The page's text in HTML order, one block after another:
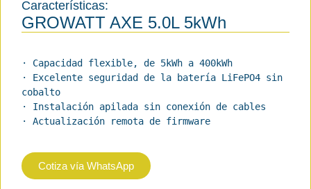
Características:
GROWATT AXE 5.0L 5kWh
· Capacidad flexible, de 5kWh a 400kWh
· Excelente seguridad de la batería LiFePO4 sin
cobalto
· Instalación apilada sin conexión de cables
· Actualización remota de firmware
Cotiza vía WhatsApp